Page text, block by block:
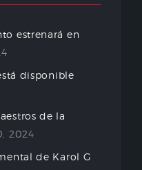
estrenará en
disponible
de la
2024
de Karol G